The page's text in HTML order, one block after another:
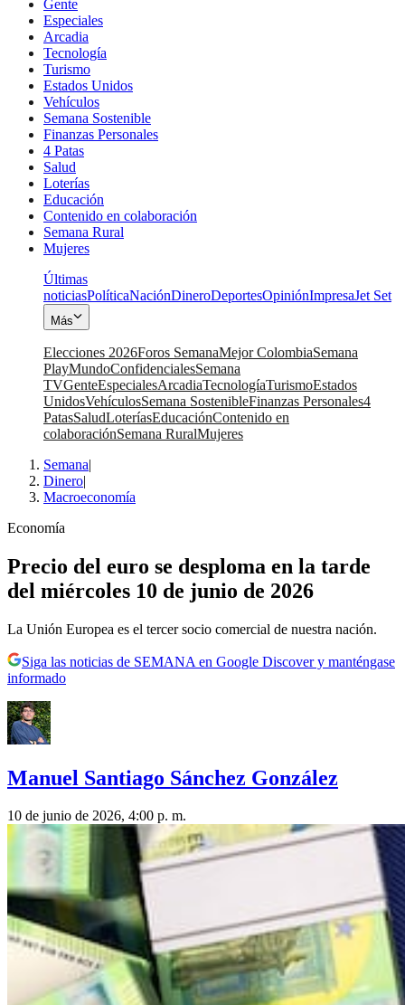
Gente
Especiales
Arcadia
Tecnología
Turismo
Estados Unidos
Vehículos
Semana Sostenible
Finanzas Personales
4 Patas
Salud
Loterías
Educación
Contenido en colaboración
Semana Rural
Mujeres
Últimas
noticiasPolíticaNaciónDineroDeportesOpiniónImpresaJet Set
Más
Elecciones 2026Foros SemanaMejor ColombiaSemana
PlayMundoConfidencialesSemana
TVGenteEspecialesArcadiaTecnologíaTurismoEstados
UnidosVehículosSemana SostenibleFinanzas Personales4
PatasSaludLoteríasEducaciónContenido en
colaboraciónSemana RuralMujeres
Semana|
Dinero|
Macroeconomía
Economía
Precio del euro se desploma en la tarde
del miércoles 10 de junio de 2026
La Unión Europea es el tercer socio comercial de nuestra nación.
Siga las noticias de SEMANA en Google Discover y manténgase
informado
Manuel Santiago Sánchez González
10 de junio de 2026, 4:00 p. m.